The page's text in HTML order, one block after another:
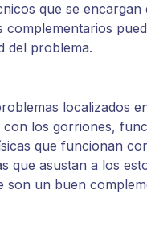
que se
complementarios
del problema.
localizados
los gorriones,
que funcionan
que asustan a los
son un buen